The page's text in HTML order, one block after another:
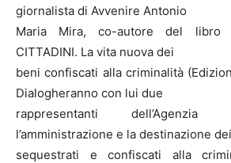
giornalista di Avvenire Antonio
Maria Mira, co-autore del libro
CITTADINI. La vita nuova dei
beni confiscati alla criminalità
Dialogheranno con lui due
rappresentanti
l’amministrazione e la destinazione
sequestrati e confiscati alla